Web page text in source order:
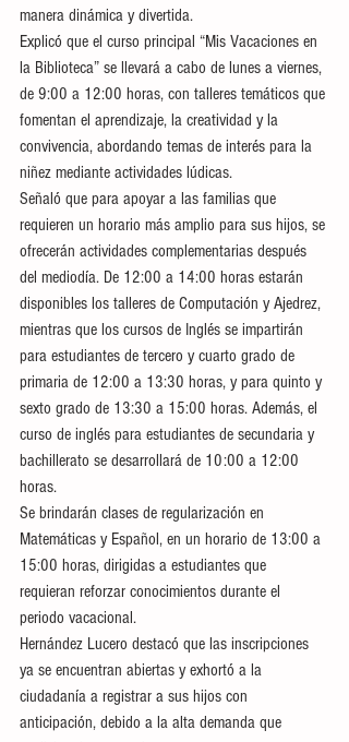
manera dinámica y divertida.
Explicó que el curso principal “Mis Vacaciones en
la Biblioteca” se llevará a cabo de lunes a viernes,
de 9:00 a 12:00 horas, con talleres temáticos que
fomentan el aprendizaje, la creatividad y la
convivencia, abordando temas de interés para la
niñez mediante actividades lúdicas.
Señaló que para apoyar a las familias que
requieren un horario más amplio para sus hijos, se
ofrecerán actividades complementarias después
del mediodía. De 12:00 a 14:00 horas estarán
disponibles los talleres de Computación y Ajedrez,
mientras que los cursos de Inglés se impartirán
para estudiantes de tercero y cuarto grado de
primaria de 12:00 a 13:30 horas, y para quinto y
sexto grado de 13:30 a 15:00 horas. Además, el
curso de inglés para estudiantes de secundaria y
bachillerato se desarrollará de 10:00 a 12:00
horas.
Se brindarán clases de regularización en
Matemáticas y Español, en un horario de 13:00 a
15:00 horas, dirigidas a estudiantes que
requieran reforzar conocimientos durante el
periodo vacacional.
Hernández Lucero destacó que las inscripciones
ya se encuentran abiertas y exhortó a la
ciudadanía a registrar a sus hijos con
anticipación, debido a la alta demanda que